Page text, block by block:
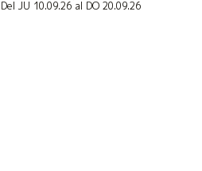
Del JU 10.09.26al DO 20.09.26